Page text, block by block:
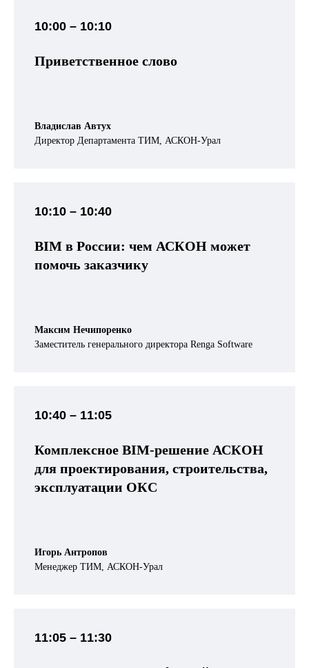
10:00 – 10:10
Приветственное слово
Владислав Автух
Директор Департамента ТИМ, АСКОН-Урал
10:10 – 10:40
BIM в России: чем АСКОН может
помочь заказчику
Максим Нечипоренко
Заместитель генерального директора Renga Software
10:40 – 11:05
Комплексное BIM-решение АСКОН
для проектирования, строительства,
эксплуатации ОКС
Игорь Антропов
Менеджер ТИМ, АСКОН-Урал
11:05 – 11:30